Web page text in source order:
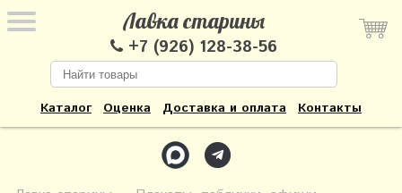
Лавка старины
+7 (926) 128-38-56
Каталог Оценка Доставка и оплата Контакты